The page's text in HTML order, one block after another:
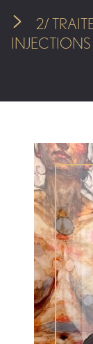
2/
INJECTIONS